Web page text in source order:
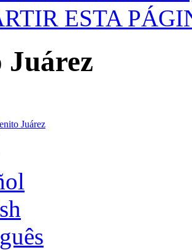
ESTA
Juárez
Juárez